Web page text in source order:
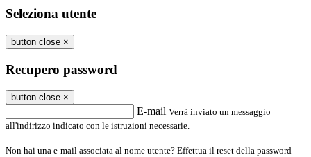
Seleziona utente
button close ×
Recupero password
button close ×
E-mail Verrà inviato un messaggio
all'indirizzo indicato con le istruzioni necessarie.
Non hai una e-mail associata al nome utente? Effettua il reset della password